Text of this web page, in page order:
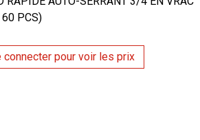
60 PCS)
connecter pour voir les prix